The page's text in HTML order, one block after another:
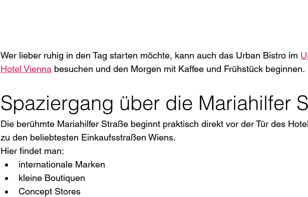
Wer lieber ruhig in den Tag starten möchte, kann auch das Urban Bistro im
Hotel Vienna besuchen und den Morgen mit Kaffee und Frühstück beginnen.
Spaziergang über die Mariahilfer
Die berühmte Mariahilfer Straße beginnt praktisch direkt vor der Tür des
zu den beliebtesten Einkaufsstraßen Wiens.
Hier findet man:
internationale Marken
kleine Boutiquen
Concept Stores